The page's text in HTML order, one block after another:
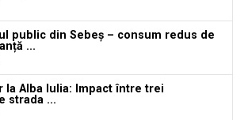
în Galda de Jos, disponibile la 4
AJOFM Alba a publicat lista posturilor
în Teiuș, disponibile la 4 august
Alba a publicat lista posturilor
public din Sebeș – consum redus de
...
la Alba Iulia: Impact între trei
strada ...